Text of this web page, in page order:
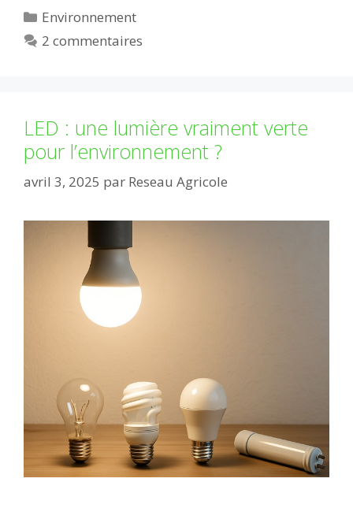
Catégories
Environnement
2 commentaires
LED : une lumière vraiment verte
pour l’environnement ?
avril 3, 2025 par Reseau Agricole